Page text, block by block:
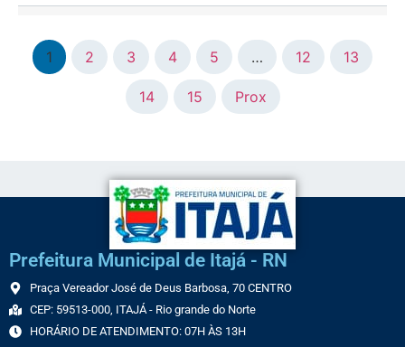
1 2 3 4 5 … 12 13
14 15 Prox
Prefeitura Municipal de Itajá - RN
Praça Vereador José de Deus Barbosa, 70 CENTRO
CEP: 59513-000, ITAJÁ - Rio grande do Norte
HORÁRIO DE ATENDIMENTO: 07H ÀS 13H